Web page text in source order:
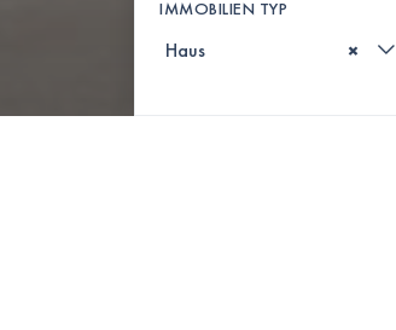
IMMOBILIEN TYP
×